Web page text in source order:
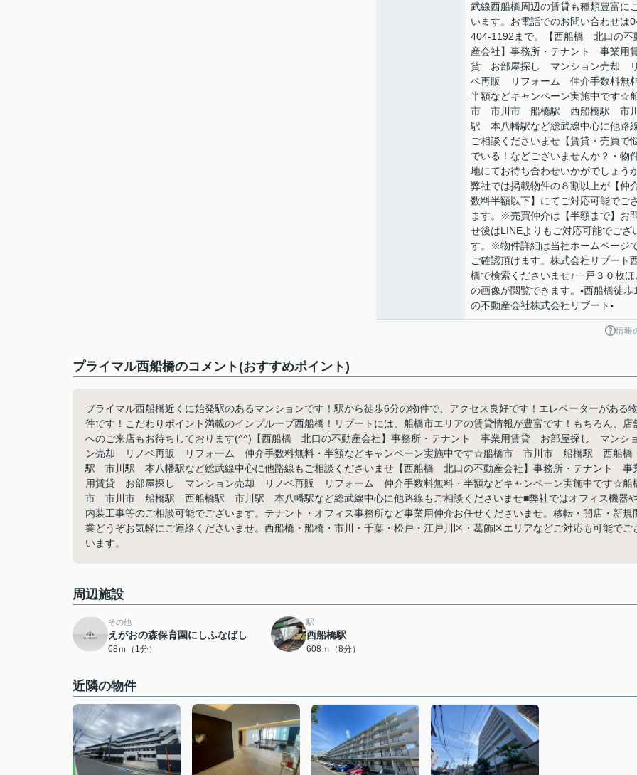
武線西船橋周辺の賃貸も種類豊富に
います。お電話でのお問い合わせは
404-1192まで。【西船橋 北口の不
産会社】事務所・テナント 事業用
貸 お部屋探し マンション売却
ベ再販 リフォーム 仲介手数料無
半額などキャンペーン実施中です☆
市 市川市 船橋駅 西船橋駅 市
駅 本八幡駅など総武線中心に他路
ご相談くださいませ【賃貸・売買で
でいる！などございませんか？・物
地にてお待ち合わせいかがでしょう
弊社では掲載物件の８割以上が【仲
数料半額以下】にてご対応可能でご
ます。※売買仲介は【半額まで】お
せ後はLINEよりもご対応可能でござ
す。※物件詳細は当社ホームページ
ご確認頂けます。株式会社リブート
橋で検索くださいませ♪一戸３０枚ほ
の画像が閲覧できます。▪️西船橋徒歩
の不動産会社株式会社リブート▪️
情報
プライマル西船橋のコメント(おすすめポイント)
プライマル西船橋近くに始発駅のあるマンションです！駅から徒歩6分の物件で、アクセス良好です！エレベーターがある
件です！こだわりポイント満載のインプルーブ西船橋！リブートには、船橋市エリアの賃貸情報が豊富です！もちろん、店
へのご来店もお待ちしております(^^)【西船橋 北口の不動産会社】事務所・テナント 事業用賃貸 お部屋探し マンシ
ン売却 リノベ再販 リフォーム 仲介手数料無料・半額などキャンペーン実施中です☆船橋市 市川市 船橋駅 西船橋
駅 市川駅 本八幡駅など総武線中心に他路線もご相談くださいませ【西船橋 北口の不動産会社】事務所・テナント 事
用賃貸 お部屋探し マンション売却 リノベ再販 リフォーム 仲介手数料無料・半額などキャンペーン実施中です☆船
市 市川市 船橋駅 西船橋駅 市川駅 本八幡駅など総武線中心に他路線もご相談くださいませ■弊社ではオフィス機器
内装工事等のご相談可能でございます。テナント・オフィス事務所など事業用仲介お任せくださいませ。移転・開店・新規
業どうぞお気軽にご連絡くださいませ。西船橋・船橋・市川・千葉・松戸・江戸川区・葛飾区エリアなどご対応も可能でご
います。
周辺施設
その他
えがおの森保育園にしふなばし
68ｍ（1分）
駅
西船橋駅
608ｍ（8分）
近隣の物件